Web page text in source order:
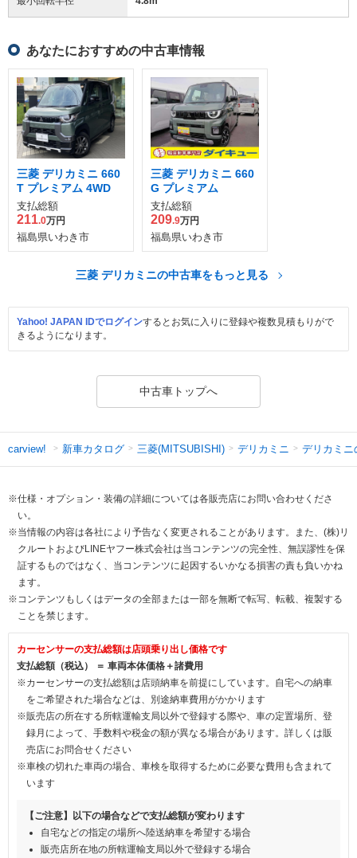
あなたにおすすめの中古車情報
三菱 デリカミニ 660
T プレミアム 4WD
支払総額
211.0万円
福島県いわき市
三菱 デリカミニ 660
G プレミアム
支払総額
209.9万円
福島県いわき市
三菱 デリカミニの中古車をもっと見る
Yahoo! JAPAN IDでログインするとお気に入りに登録や複数見積もりがで
きるようになります。
中古車トップへ
carview! 新車カタログ 三菱(MITSUBISHI) デリカミニ デリカミニ
※仕様・オプション・装備の詳細については各販売店にお問い合わせくださ
い。
※当情報の内容は各社により予告なく変更されることがあります。また、(株)リ
クルートおよびLINEヤフー株式会社は当コンテンツの完全性、無誤謬性を保
証するものではなく、当コンテンツに起因するいかなる損害の責も負いかね
ます。
※コンテンツもしくはデータの全部または一部を無断で転写、転載、複製する
ことを禁じます。
カーセンサーの支払総額は店頭乗り出し価格です
支払総額（税込） ＝ 車両本体価格＋諸費用
※カーセンサーの支払総額は店頭納車を前提にしています。自宅への納車
をご希望された場合などは、別途納車費用がかかります
※販売店の所在する所轄運輸支局以外で登録する際や、車の定置場所、登
録月によって、手数料や税金の額が異なる場合があります。詳しくは販
売店にお問合せください
※車検の切れた車両の場合、車検を取得するために必要な費用も含まれて
います
【ご注意】以下の場合などで支払総額が変わります
自宅などの指定の場所へ陸送納車を希望する場合
販売店所在地の所轄運輸支局以外で登録する場合